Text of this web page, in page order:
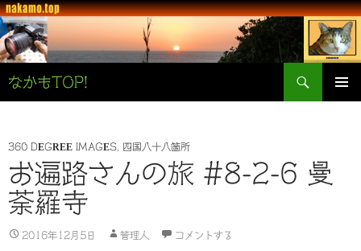
なかもTOP!
検
索
ン
ツ
へ
ス
キ
ッ
360 DEGREE IMAGES 四国八十八箇所
お遍路さんの旅 #8-2-6 曼
荼羅寺
2016年12月5日 管理人 コメントする